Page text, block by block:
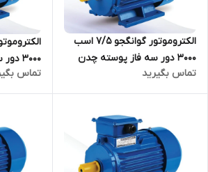
الکتروموتور گوانگجو 7/5 اسب
3000 دور سه فاز پوسته چدن
مدل Y2 ترمینال بالا
تماس بگیرید
مدل Y2 ترمینال بالا
تماس